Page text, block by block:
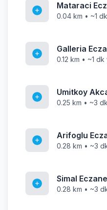
Mataraci
0.04 km • ~1
Galleria
0.12 km • ~1
Umitkoy
0.25 km • ~3
Arifoglu
0.28 km • ~3
Simal
0.28 km • ~3